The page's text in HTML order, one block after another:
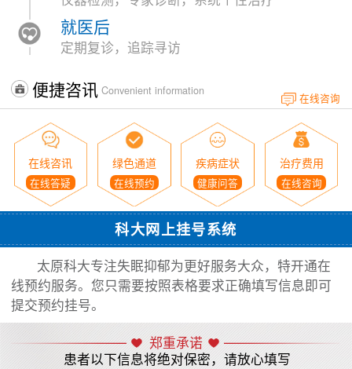
就医后
定期复诊，追踪寻访
便捷咨讯 Convenient information
在线咨询
在线咨讯
在线答疑
绿色通道
在线预约
疾病症状
健康问答
治疗费用
在线咨询
科大网上挂号系统
太原科大专注失眠抑郁为更好服务大众，特开通在
线预约服务。您只需要按照表格要求正确填写信息即可
提交预约挂号。
郑重承诺
患者以下信息将绝对保密，请放心填写